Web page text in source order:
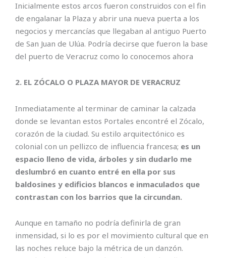
Inicialmente estos arcos fueron construidos con el fin
de engalanar la Plaza y abrir una nueva puerta a los
negocios y mercancías que llegaban al antiguo Puerto
de San Juan de Ulúa. Podría decirse que fueron la base
del puerto de Veracruz como lo conocemos ahora
2. EL ZÓCALO O PLAZA MAYOR DE VERACRUZ
Inmediatamente al terminar de caminar la calzada
donde se levantan estos Portales encontré el Zócalo,
corazón de la ciudad. Su estilo arquitectónico es
colonial con un pellizco de influencia francesa; es un
espacio lleno de vida, árboles y sin dudarlo me
deslumbró en cuanto entré en ella por sus
baldosines y edificios blancos e inmaculados que
contrastan con los barrios que la circundan.
Aunque en tamaño no podría definirla de gran
inmensidad, si lo es por el movimiento cultural que en
las noches reluce bajo la métrica de un danzón.